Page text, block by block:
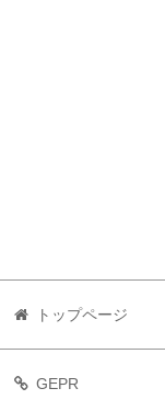
トップページ
GEPR